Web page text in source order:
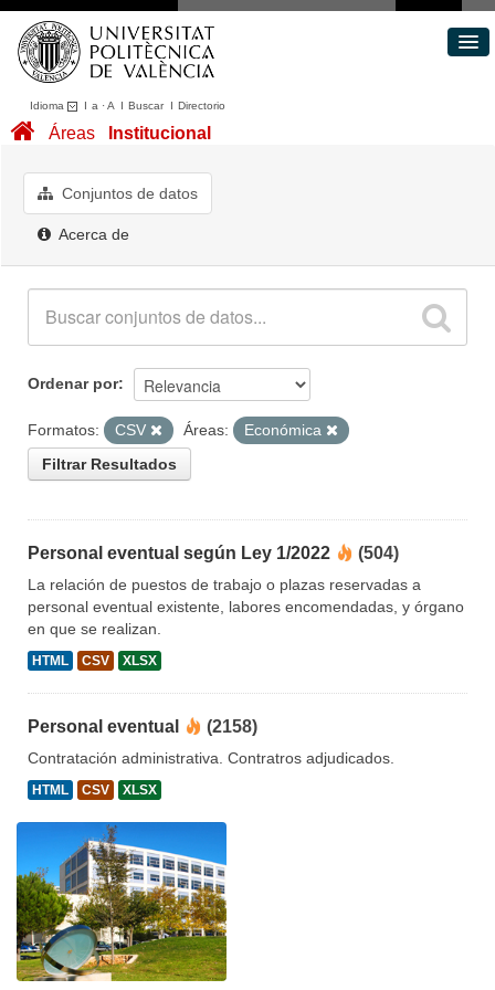
Idioma I a ·A I BuscarI Directorio
Conjuntos de datos
Acerca de
Áreas Institucional
Conjuntos de datos
Acerca de
Ordenar por
Formatos: CSV Áreas:
Económica
Filtrar Resultados
Personal eventual según Ley 1/2022 (504)
La relación de puestos de trabajo o plazas reservadas a
personal eventual existente, labores encomendadas, y órgano
en que se realizan.
HTML CSV XLSX
Personal eventual (2158)
Contratación administrativa. Contratros adjudicados.
HTML CSV XLSX